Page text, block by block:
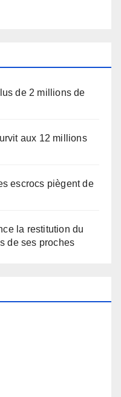
de 2 millions de
aux 12 millions
escrocs piègent de
la restitution du
de ses proches